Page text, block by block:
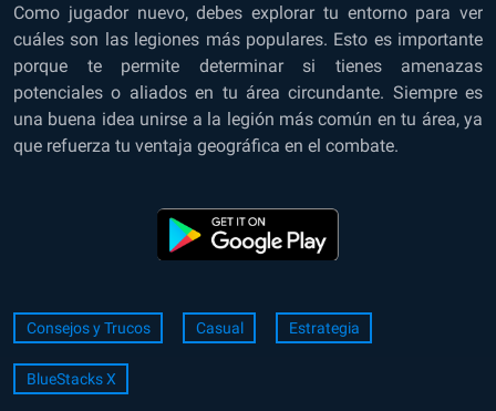
Como jugador nuevo, debes explorar tu entorno para ver
cuáles son las legiones más populares. Esto es importante
porque te permite determinar si tienes amenazas
potenciales o aliados en tu área circundante. Siempre es
una buena idea unirse a la legión más común en tu área, ya
que refuerza tu ventaja geográfica en el combate.
Consejos y Trucos Casual Estrategia
BlueStacks X